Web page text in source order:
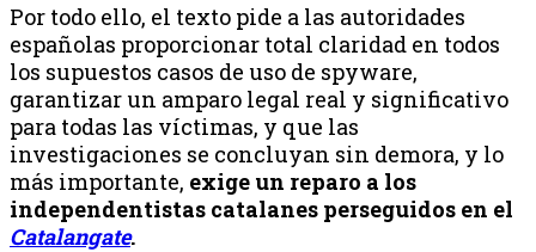
Por todo ello, el texto pide a las autoridades
españolas proporcionar total claridad en todos
los supuestos casos de uso de spyware,
garantizar un amparo legal real y significativo
para todas las víctimas, y que las
investigaciones se concluyan sin demora, y lo
más importante, exige un reparo a los
independentistas catalanes perseguidos en el
Catalangate.